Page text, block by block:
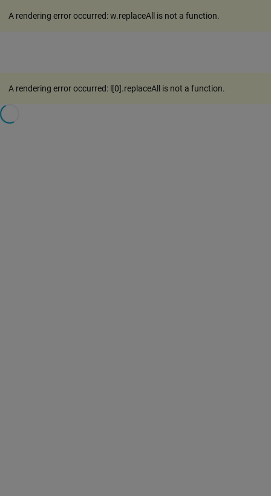
A rendering error occurred:w.replaceAll is not a function.
A rendering error occurred: l[0].replaceAll is not a function.